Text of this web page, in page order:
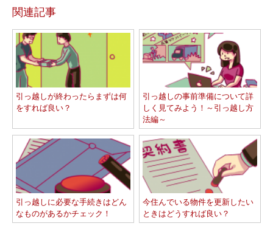
関連記事
引っ越しが終わったらまずは何
をすれば良い？
引っ越しの事前準備について詳
しく見てみよう！～引っ越し方
法編～
引っ越しに必要な手続きはどん
なものがあるかチェック！
今住んでいる物件を更新したい
ときはどうすれば良い？